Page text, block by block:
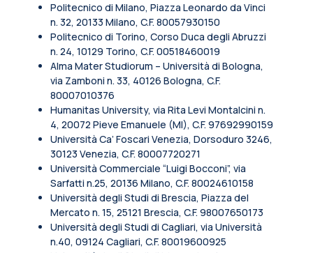
Politecnico di Milano, Piazza Leonardo da Vinci
n. 32, 20133 Milano, C.F. 80057930150
Politecnico di Torino, Corso Duca degli Abruzzi
n. 24, 10129 Torino, C.F. 00518460019
Alma Mater Studiorum – Università di Bologna,
via Zamboni n. 33, 40126 Bologna, C.F.
80007010376
Humanitas University, via Rita Levi Montalcini n.
4, 20072 Pieve Emanuele (MI), C.F. 97692990159
Università Ca’ Foscari Venezia, Dorsoduro 3246,
30123 Venezia, C.F. 80007720271
Università Commerciale “Luigi Bocconi”, via
Sarfatti n.25, 20136 Milano, C.F. 80024610158
Università degli Studi di Brescia, Piazza del
Mercato n. 15, 25121 Brescia, C.F. 98007650173
Università degli Studi di Cagliari, via Università
n.40, 09124 Cagliari, C.F. 80019600925